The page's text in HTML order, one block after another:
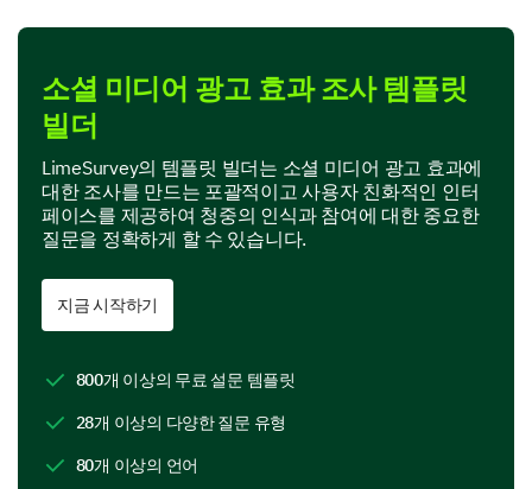
Interesting captions
Offers and discounts
Relevance
Product/service interest
Have you ever clicked on our social media ads
to learn more about our product/service?
Yes
No
소셜 미디어 광고 효과 조사 템플릿
빌더
LimeSurvey의 템플릿 빌더는 소셜 미디어 광고 효과에
대한 조사를 만드는 포괄적이고 사용자 친화적인 인터
페이스를 제공하여 청중의 인식과 참여에 대한 중요한
질문을 정확하게 할 수 있습니다.
지금 시작하기
800개 이상의 무료 설문 템플릿
28개 이상의 다양한 질문 유형
80개 이상의 언어